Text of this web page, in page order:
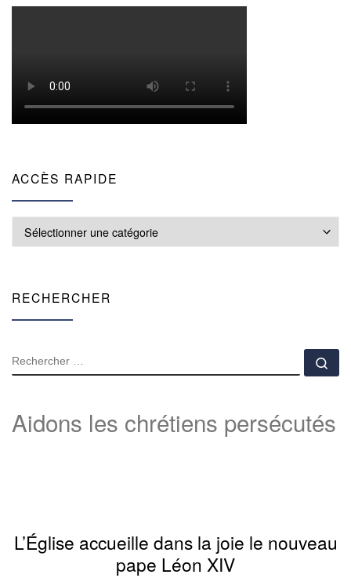
ACCÈS RAPIDE
RECHERCHER
RECHERCHER
Aidons les chrétiens persécutés
L’Église accueille dans la joie le nouveau
pape Léon XIV